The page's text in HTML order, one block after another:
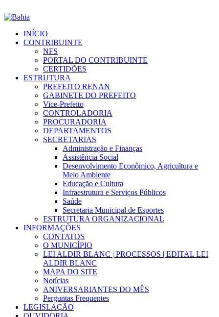
INÍCIO
CONTRIBUINTE
NFS
PORTAL DO CONTRIBUINTE
CERTIDÕES
ESTRUTURA
PREFEITO RENAN
GABINETE DO PREFEITO
Vice-Prefeito
CONTROLADORIA
PROCURADORIA
DEPARTAMENTOS
SECRETARIAS
Administração e Finanças
Assistência Social
Desenvolvimento Econômico, Agricultura e
Meio Ambiente
Educação e Cultura
Infraestrutura e Serviços Públicos
Saúde
Secretaria Municipal de Esportes
ESTRUTURA ORGANIZACIONAL
INFORMAÇÕES
CONTATOS
O MUNICÍPIO
LEI ALDIR BLANC | PROCESSOS | EDITAL LEI
ALDIR BLANC
MAPA DO SITE
Notícias
ANIVERSARIANTES DO MÊS
Perguntas Frequentes
LEGISLAÇÃO